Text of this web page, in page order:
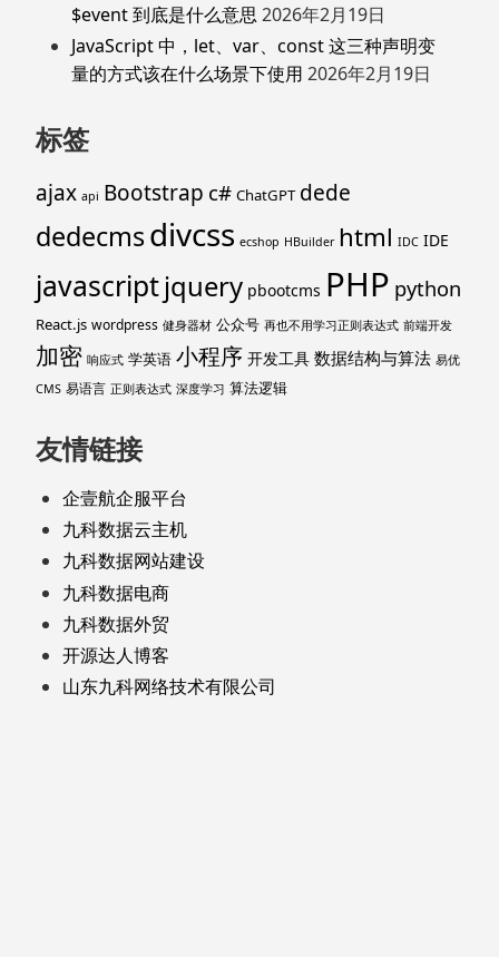
$event 到底是什么意思 2026年2月19日
JavaScript 中，let、var、const 这三种声明变
量的方式该在什么场景下使用 2026年2月19日
标签
ajax api Bootstrap c# ChatGPT dede
dedecmsdivcss ecshop HBuilder html IDC IDE
javascriptjquery pbootcms PHP python
React.js wordpress 健身器材 公众号 再也不用学习正则表达式 前端开发
加密 响应式 学英语 小程序 开发工具 数据结构与算法 易优
CMS 易语言 正则表达式 深度学习 算法逻辑
友情链接
企壹航企服平台
九科数据云主机
九科数据网站建设
九科数据电商
九科数据外贸
开源达人博客
山东九科网络技术有限公司